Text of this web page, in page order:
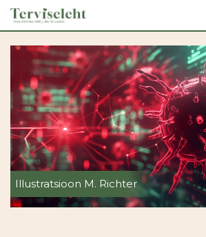
Skip
Illustratsioon M. Richter